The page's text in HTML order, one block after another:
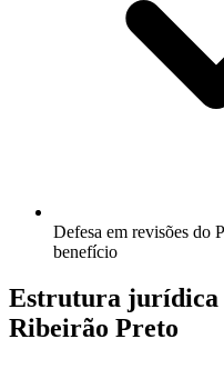
Defesa em revisões do
benefício
Estrutura jurídica
Ribeirão Preto